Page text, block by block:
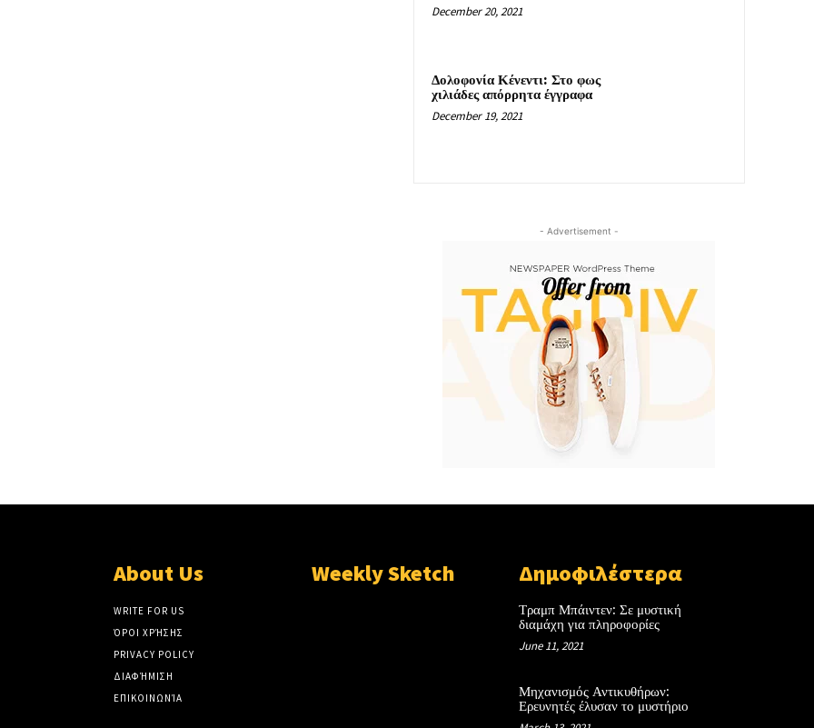
December 20, 2021
Δολοφονία Κένεντι: Στο φως
χιλιάδες απόρρητα έγγραφα
December 19, 2021
- Advertisement -
About Us
WRITE FOR US
ΌΡΟΙ ΧΡΉΣΗΣ
PRIVACY POLICY
ΔΙΑΦΉΜΙΣΗ
ΕΠΙΚΟΙΝΩΝΊΑ
Weekly Sketch Δημοφιλέστερα
Τραμπ Μπάιντεν: Σε μυστική
διαμάχη για πληροφορίες
June 11, 2021
Μηχανισμός Αντικυθήρων:
Ερευνητές έλυσαν το μυστήριο